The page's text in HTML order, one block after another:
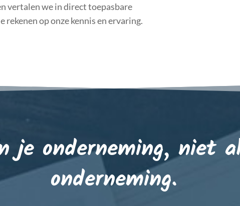
vertalen we in direct toepasbare
op onze kennis en ervaring.
je onderneming, niet
onderneming.